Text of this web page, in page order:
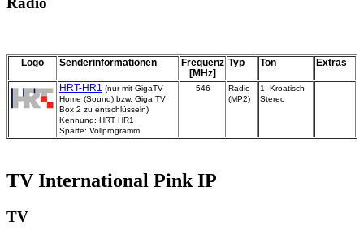
Logo Senderinformationen
Frequenz
[MHz]
Typ Ton Extras
HRT-HR1 (nur mit GigaTV
Home (Sound) bzw. Giga TV
Box 2 zu entschlüsseln)
Kennung: HRT HR1
Sparte: Vollprogramm
546
Radio
(MP2)
1. Kroatisch
Stereo
TV International Pink IP
TV